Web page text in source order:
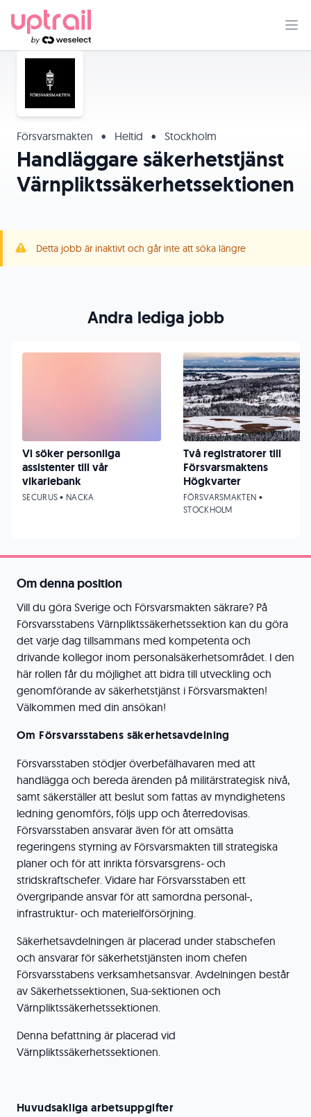
Försvarsmakten • Heltid • Stockholm
Handläggare säkerhetstjänst
Värnpliktssäkerhetssektionen
Detta jobb är inaktivt och går inte att söka längre
Om denna position
Vill du göra Sverige och Försvarsmakten säkrare? På
Försvarsstabens Värnpliktssäkerhetssektion kan du göra
det varje dag tillsammans med kompetenta och
drivande kollegor inom personalsäkerhetsområdet. I den
här rollen får du möjlighet att bidra till utveckling och
genomförande av säkerhetstjänst i Försvarsmakten!
Välkommen med din ansökan!
Om Försvarsstabens säkerhetsavdelning
Försvarsstaben stödjer överbefälhavaren med att
handlägga och bereda ärenden på militärstrategisk nivå,
samt säkerställer att beslut som fattas av myndighetens
ledning genomförs, följs upp och återredovisas.
Försvarsstaben ansvarar även för att omsätta
regeringens styrning av Försvarsmakten till strategiska
planer och för att inrikta försvarsgrens- och
stridskraftschefer. Vidare har Försvarsstaben ett
övergripande ansvar för att samordna personal-,
infrastruktur- och materielförsörjning.
Säkerhetsavdelningen är placerad under stabschefen
och ansvarar för säkerhetstjänsten inom chefen
Försvarsstabens verksamhetsansvar. Avdelningen består
av Säkerhetssektionen, Sua-sektionen och
Värnpliktssäkerhetssektionen.
Denna befattning är placerad vid
Värnpliktssäkerhetssektionen.
Huvudsakliga arbetsuppgifter
Andra lediga jobb
Vi söker personliga
assistenter till vår
vikariebank
SECURUS • NACKA
Två registratorer till
Försvarsmaktens
Högkvarter
FÖRSVARSMAKTEN •
STOCKHOLM